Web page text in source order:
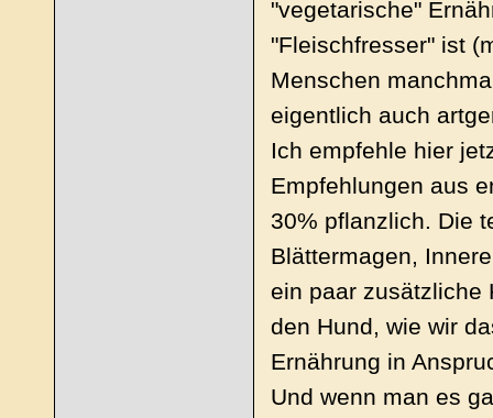
"vegetarische"
"Fleischfresser" ist
Menschen
eigentlich auch
Ich empfehle hier
Empfehlungen aus
30% pflanzlich. Die
Blättermagen,
ein paar zusätzliche
den Hund, wie wir
Ernährung in
Und wenn man es